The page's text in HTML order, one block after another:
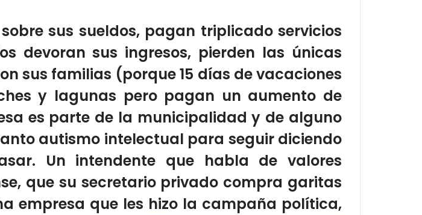
sus sueldos, pagan triplicado servicios
devoran sus ingresos, pierden las únicas
sus familias (porque 15 días de vacaciones
y lagunas pero pagan un aumento de
es parte de la municipalidad y de alguno
autismo intelectual para seguir diciendo
Un intendente que habla de valores
que su secretario privado compra garitas
empresa que les hizo la campaña política,